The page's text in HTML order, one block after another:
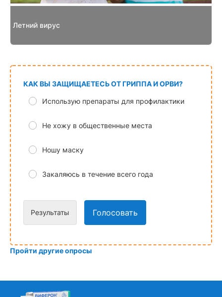
Летний вирус
КАК ВЫ ЗАЩИЩАЕТЕСЬ ОТ ГРИППА И ОРВИ?
Использую препараты для профилактики
Не хожу в общественные места
Ношу маску
Закаляюсь в течение всего года
Результаты Голосовать
Пройти другие опросы